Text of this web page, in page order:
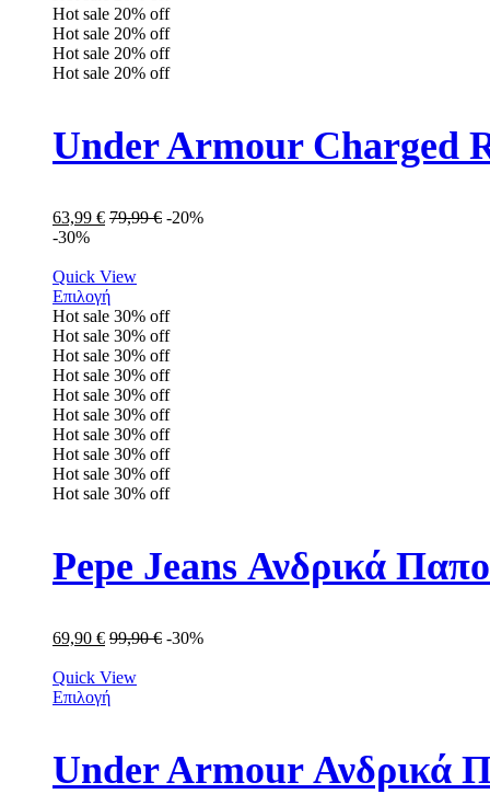
Hot sale 20% off
Hot sale 20% off
Hot sale 20% off
Hot sale 20% off
Under Armour Charged
63,99 € 79,99€ -20%
-30%
Quick View
Επιλογή
Hot sale 30% off
Hot sale 30% off
Hot sale 30% off
Hot sale 30% off
Hot sale 30% off
Hot sale 30% off
Hot sale 30% off
Hot sale 30% off
Hot sale 30% off
Hot sale 30% off
Pepe Jeans Ανδρικά
69,90 € 99,90€ -30%
Quick View
Επιλογή
Under Armour Ανδρικά